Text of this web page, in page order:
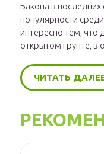
Бакопа в последних
популярности
интересно тем, что
открытом грунте, в
ЧИТАТЬ